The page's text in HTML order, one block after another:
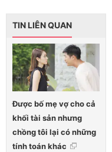
TIN LIÊN QUAN
Được bố mẹ vợ cho cả
khối tài sản nhưng
chồng tôi lại có những
tính toán khác